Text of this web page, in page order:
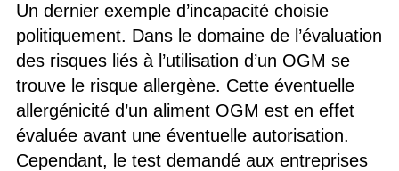
Un dernier exemple d’incapacité choisie
politiquement. Dans le domaine de l’évaluation
des risques liés à l’utilisation d’un OGM se
trouve le risque allergène. Cette éventuelle
allergénicité d’un aliment OGM est en effet
évaluée avant une éventuelle autorisation.
Cependant, le test demandé aux entreprises